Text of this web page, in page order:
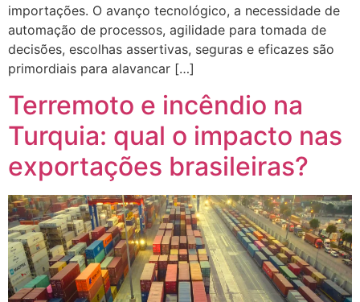
importações. O avanço tecnológico, a necessidade de
automação de processos, agilidade para tomada de
decisões, escolhas assertivas, seguras e eficazes são
primordiais para alavancar […]
Terremoto e incêndio na
Turquia: qual o impacto nas
exportações brasileiras?